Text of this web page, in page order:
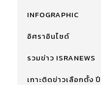
INFOGRAPHIC
อิศราอินไซด์
รวมข่าว ISRANEWS
เกาะติดข่าวเลือกตั้ง